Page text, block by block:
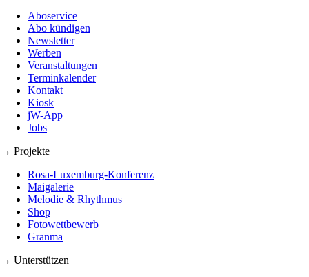
Aboservice
Abo kündigen
Newsletter
Werben
Veranstaltungen
Terminkalender
Kontakt
Kiosk
jW-App
Jobs
→ Projekte
Rosa-Luxemburg-Konferenz
Maigalerie
Melodie & Rhythmus
Shop
Fotowettbewerb
Granma
→ Unterstützen